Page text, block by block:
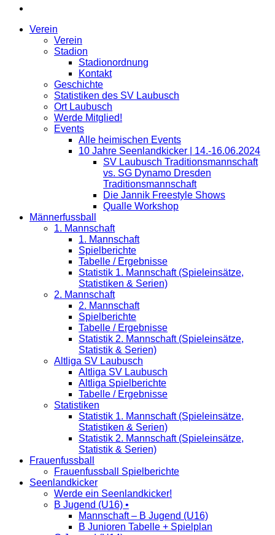
Verein
Verein
Stadion
Stadionordnung
Kontakt
Geschichte
Statistiken des SV Laubusch
Ort Laubusch
Werde Mitglied!
Events
Alle heimischen Events
10 Jahre Seenlandkicker | 14.-16.06.2024
SV Laubusch Traditionsmannschaft
vs. SG Dynamo Dresden
Traditionsmannschaft
Die Jannik Freestyle Shows
Qualle Workshop
Männerfussball
1. Mannschaft
1. Mannschaft
Spielberichte
Tabelle / Ergebnisse
Statistik 1. Mannschaft (Spieleinsätze,
Statistiken & Serien)
2. Mannschaft
2. Mannschaft
Spielberichte
Tabelle / Ergebnisse
Statistik 2. Mannschaft (Spieleinsätze,
Statistik & Serien)
Altliga SV Laubusch
Altliga SV Laubusch
Altliga Spielberichte
Tabelle / Ergebnisse
Statistiken
Statistik 1. Mannschaft (Spieleinsätze,
Statistiken & Serien)
Statistik 2. Mannschaft (Spieleinsätze,
Statistik & Serien)
Frauenfussball
Frauenfussball Spielberichte
Seenlandkicker
Werde ein Seenlandkicker!
B Jugend (U16) •
Mannschaft – B Jugend (U16)
B Junioren Tabelle + Spielplan